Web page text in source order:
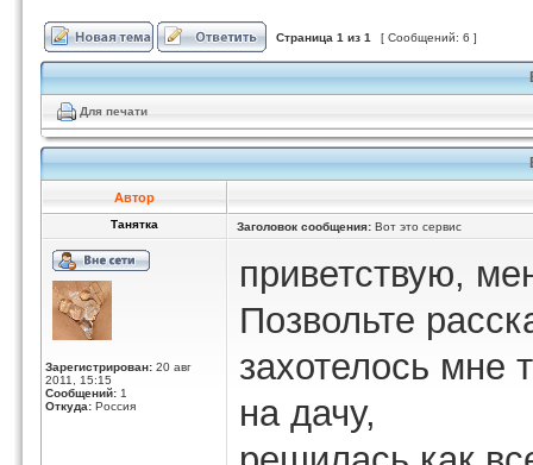
Страница 1 из 1 [ Сообщений: 6 ]
Для печати
Автор
Танятка Заголовок сообщения: Вот это сервис
Зарегистрирован: 20 авг
2011, 15:15
Сообщений: 1
Откуда: Россия
приветствую,
Позвольте
захотелось мне
на дачу,